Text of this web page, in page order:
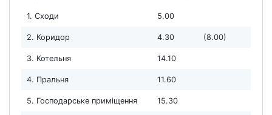
1. Сходи 5.00
2. Коридор 4.30 (8.00)
3. Котельня 14.10
4. Пральня 11.60
5. Господарське приміщення 15.30